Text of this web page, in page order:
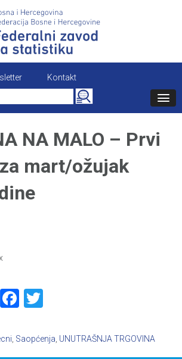
Kontakt
Search
for:
NA MALO – Prvi
mart/ožujak
Facebook
Saopćenja UNUTRAŠNJA TRGOVINA